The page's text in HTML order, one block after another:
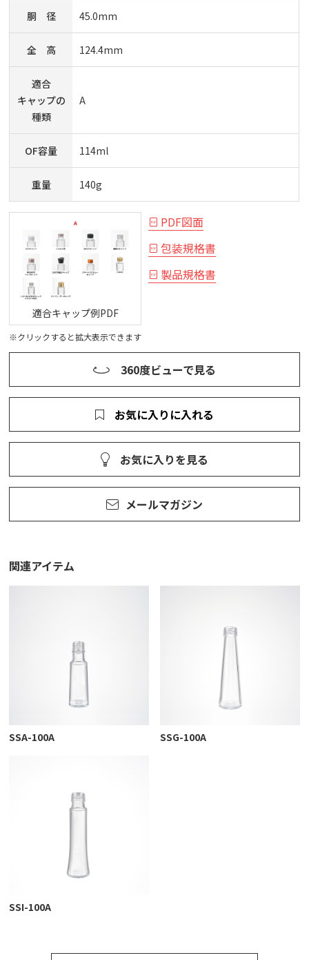
胴 径 45.0mm
全 高 124.4mm
適合
キャップの
種類
A
OF容量 114ml
重量 140g
適合キャップ例PDF
※クリックすると拡大表示できます
PDF図面
包装規格書
製品規格書
360度ビューで見る
お気に入りに入れる
お気に入りを見る
メールマガジン
関連アイテム
SSA-100A SSG-100A
SSI-100A